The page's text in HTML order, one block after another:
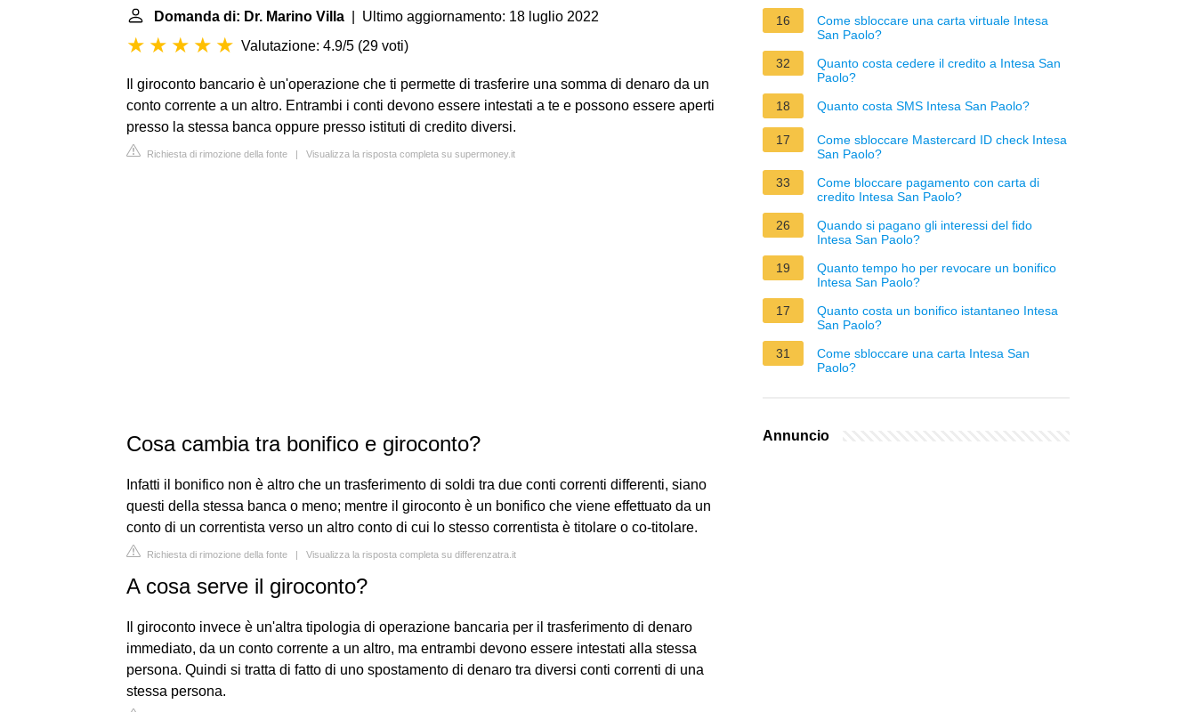
Domanda di: Dr. Marino Villa | Ultimo aggiornamento: 18 luglio 2022
Valutazione: 4.9/5 (29 voti)
Il giroconto bancario è un'operazione che ti permette di trasferire una somma di denaro da un
conto corrente a un altro. Entrambi i conti devono essere intestati a te e possono essere aperti
presso la stessa banca oppure presso istituti di credito diversi.
Richiesta di rimozione della fonte | Visualizza la risposta completa su supermoney.it
Cosa cambia tra bonifico e giroconto?
Infatti il bonifico non è altro che un trasferimento di soldi tra due conti correnti differenti, siano
questi della stessa banca o meno; mentre il giroconto è un bonifico che viene effettuato da un
conto di un correntista verso un altro conto di cui lo stesso correntista è titolare o co-titolare.
Richiesta di rimozione della fonte | Visualizza la risposta completa su differenzatra.it
A cosa serve il giroconto?
Il giroconto invece è un'altra tipologia di operazione bancaria per il trasferimento di denaro
immediato, da un conto corrente a un altro, ma entrambi devono essere intestati alla stessa
persona. Quindi si tratta di fatto di uno spostamento di denaro tra diversi conti correnti di una
stessa persona.
16
Come sbloccare una carta virtuale Intesa
San Paolo?
32
Quanto costa cedere il credito a Intesa San
Paolo?
18
Quanto costa SMS Intesa San Paolo?
17
Come sbloccare Mastercard ID check Intesa
San Paolo?
33
Come bloccare pagamento con carta di
credito Intesa San Paolo?
26
Quando si pagano gli interessi del fido
Intesa San Paolo?
19
Quanto tempo ho per revocare un bonifico
Intesa San Paolo?
17
Quanto costa un bonifico istantaneo Intesa
San Paolo?
31
Come sbloccare una carta Intesa San
Paolo?
Annuncio